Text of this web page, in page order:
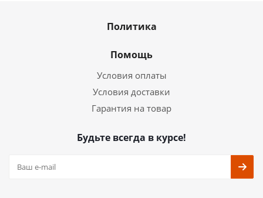
Политика
Помощь
Условия оплаты
Условия доставки
Гарантия на товар
Будьте всегда в курсе!